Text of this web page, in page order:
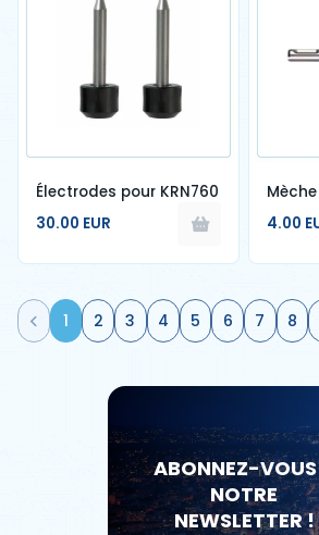
Électrodes pour KRN760
30.00 EUR
Mèche
4.00
1 2 3 4 5 6 7 8
ABONNEZ-
NOTRE
NEWSLETTER !